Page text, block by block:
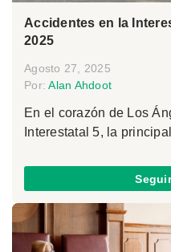
Accidentes en la
2025
Agosto 27, 2025
Por:Alan Ahdoot
En el corazón de Los
Interestatal 5, la